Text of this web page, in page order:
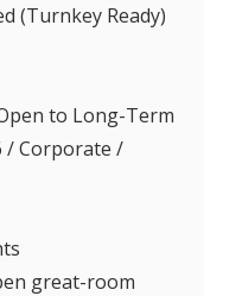
(Turnkey Ready)
to Long-Term
/ Corporate /
great-room